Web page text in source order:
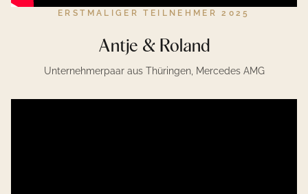
ERSTMALIGER TEILNEHMER 2025
Antje & Roland
Unternehmerpaar aus Thüringen, Mercedes AMG